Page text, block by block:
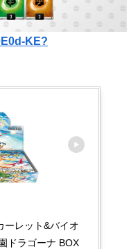
KE?
ーレット&バイオ
ドラゴーナ BOX